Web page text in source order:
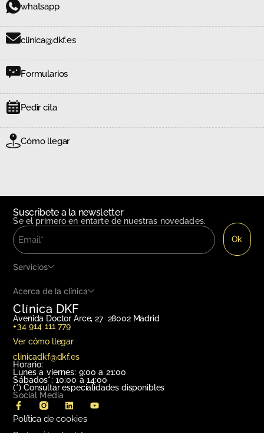
whatsapp
clinica@dkf.es
Formularios
Pedir cita
Cómo llegar
Clínica DKF
Avenida Doctor Arce, 27 28002 Madrid
+34 914 111 779
Ver cómo llegar
clinicadkf@dkf.es
Horario:
Lunes a viernes: 9:00 a 21:00
Sábados*: 10:00 a 14:00
(*) Consultar especialidades disponibles
Social Media
Suscribete a la newsletter
Se el primero en entarte de nuestras novedades.
Servicios
Acerca de la clínica
Política de cookies